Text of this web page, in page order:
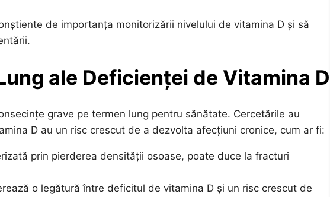
de importanța monitorizării nivelului de vitamina D și să
ale Deficienței de Vitamina D
grave pe termen lung pentru sănătate. Cercetările au
D au un risc crescut de a dezvolta afecțiuni cronice, cum ar fi:
prin pierderea densității osoase, poate duce la fracturi
o legătură între deficitul de vitamina D și un risc crescut de